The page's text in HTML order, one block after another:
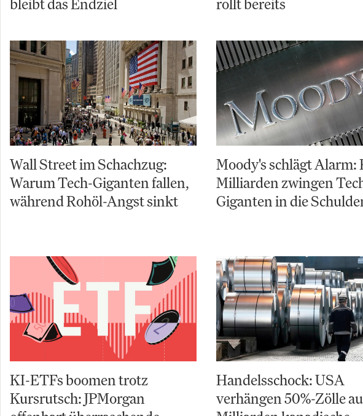
bleibt das Endziel
rollt bereits
Wall Street im Schachzug:
Warum Tech-Giganten fallen,
während Rohöl-Angst sinkt
Moody's schlägt Alarm:
Milliarden zwingen
Giganten in die
KI-ETFs boomen trotz
Kursrutsch: JPMorgan
Handelsschock: USA
verhängen 50%-Zölle